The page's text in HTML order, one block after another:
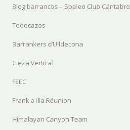
Blog barrancos – Speleo Club Cántabro
Todocazos
Barrankers d’Ulldecona
Cieza Vertical
FEEC
Frank a Illa Réunion
Himalayan Canyon Team